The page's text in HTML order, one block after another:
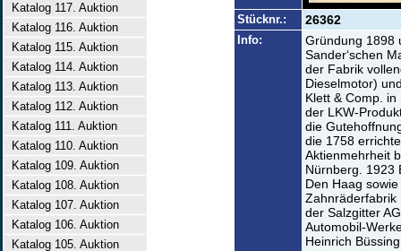
Katalog 117. Auktion
Katalog 116. Auktion
Katalog 115. Auktion
Katalog 114. Auktion
Katalog 113. Auktion
Katalog 112. Auktion
Katalog 111. Auktion
Katalog 110. Auktion
Katalog 109. Auktion
Katalog 108. Auktion
Katalog 107. Auktion
Katalog 106. Auktion
Katalog 105. Auktion
Stücknr.: 26362
Info:
Gründung 1898
Sander‘schen
der Fabrik
Dieselmotor)
Klett & Comp.
der LKW-
die
die 1758
Aktienmehrheit
Nürnberg. 1923
Den Haag
Zahnräderfabrik
der Salzgitter
Automobil-
Heinrich